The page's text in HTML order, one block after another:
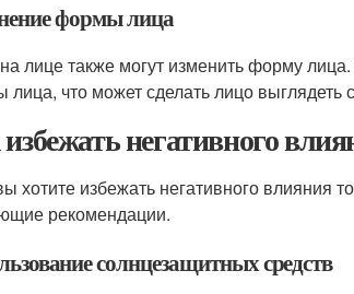
формы лица
лице также могут изменить форму
что может сделать лицо выглядеть
негативного
хотите избежать негативного влияния
рекомендации.
солнцезащитных средств